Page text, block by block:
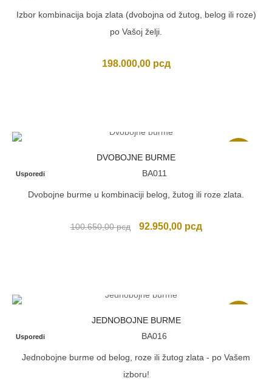
Izbor kombinacija boja zlata (dvobojna od žutog, belog ili roze)
po Vašoj želji.
198.000,00 рсд
DVOBOJNE BURME
Usporedi BA011
Dvobojne burme u kombinaciji belog, žutog ili roze zlata.
100.650,00рсд
Originalna
92.950,00 рсдTrenutna
JEDNOBOJNE BURME
Usporedi BA016
Jednobojne burme od belog, roze ili žutog zlata - po Vašem
izboru!